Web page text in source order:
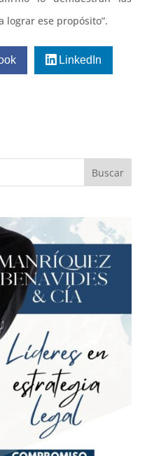
lograr ese propósito”.
LinkedIn